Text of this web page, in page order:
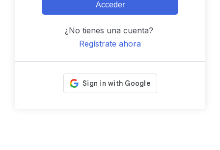
Acceder
¿No tienes una cuenta?
Regístrate ahora